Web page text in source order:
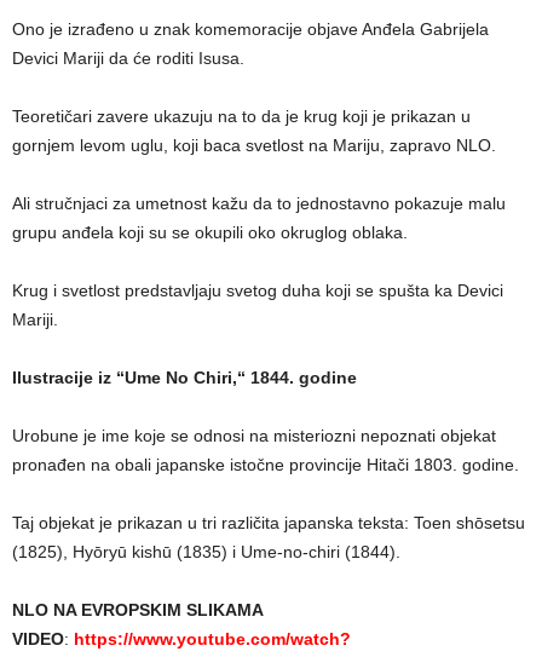
Ono je izrađeno u znak komemoracije objave Anđela Gabrijela
Devici Mariji da će roditi Isusa.
Teoretičari zavere ukazuju na to da je krug koji je prikazan u
gornjem levom uglu, koji baca svetlost na Mariju, zapravo NLO.
Ali stručnjaci za umetnost kažu da to jednostavno pokazuje malu
grupu anđela koji su se okupili oko okruglog oblaka.
Krug i svetlost predstavljaju svetog duha koji se spušta ka Devici
Mariji.
Ilustracije iz “Ume No Chiri,“ 1844. godine
Urobune je ime koje se odnosi na misteriozni nepoznati objekat
pronađen na obali japanske istočne provincije Hitači 1803. godine.
Taj objekat je prikazan u tri različita japanska teksta: Toen shōsetsu
(1825), Hyōryū kishū (1835) i Ume-no-chiri (1844).
NLO NA EVROPSKIM SLIKAMA
VIDEO: https://www.youtube.com/watch?